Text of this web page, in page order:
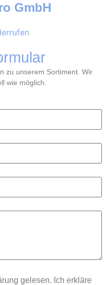
GmbH
zu unserem Sortiment. Wir
wie möglich.
gelesen. Ich erkläre